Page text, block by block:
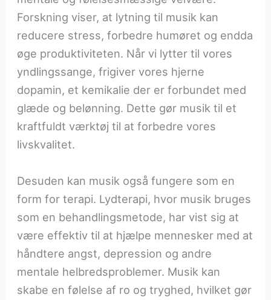
Forskning viser, at lytning til musik kan
reducere stress, forbedre humøret og endda
øge produktiviteten. Når vi lytter til vores
yndlingssange, frigiver vores hjerne
dopamin, et kemikalie der er forbundet med
glæde og belønning. Dette gør musik til et
kraftfuldt værktøj til at forbedre vores
livskvalitet.
Desuden kan musik også fungere som en
form for terapi. Lydterapi, hvor musik bruges
som en behandlingsmetode, har vist sig at
være effektiv til at hjælpe mennesker med at
håndtere angst, depression og andre
mentale helbredsproblemer. Musik kan
skabe en følelse af ro og tryghed, hvilket gør